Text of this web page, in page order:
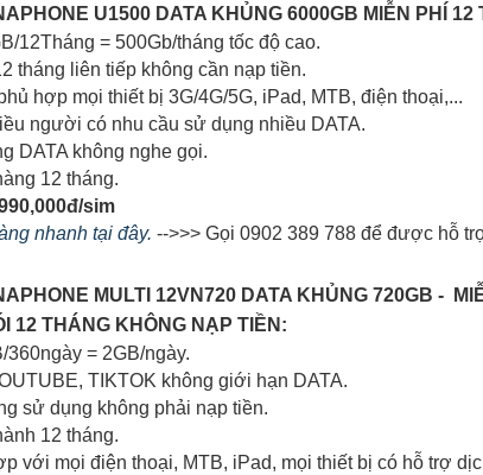
U1500 DATA KHỦNG 6000GB MIỄN PHÍ
12Tháng = 500Gb/tháng tốc độ cao.
tháng liên tiếp không cần nạp tiền.
hợp mọi thiết bị 3G/4G/5G, iPad, MTB, điện thoại,...
người có nhu cầu sử dụng nhiều DATA.
DATA không nghe gọi.
12 tháng.
sim
nhanh tại đây. -->>> Gọi 0902 389 788 để được hỗ
MULTI 12VN720 DATA KHỦNG 720GB -
12 THÁNG KHÔNG NẠP TIỀN:
360ngày = 2GB/ngày.
TIKTOK không giới hạn DATA.
sử dụng không phải nạp tiền.
12 tháng.
với mọi điện thoại, MTB, iPad, mọi thiết bị có hỗ trợ